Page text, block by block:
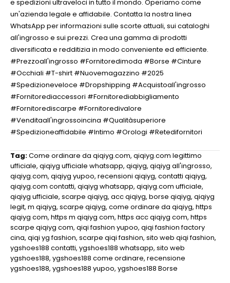
e spedizioni ultraveloci in tutto il mondo. Operiamo come
un'azienda legale e affidabile. Contatta la nostra linea
WhatsApp per informazioni sulle scorte attuali, sui cataloghi
all'ingrosso e sui prezzi. Crea una gamma di prodotti
diversificata e redditizia in modo conveniente ed efficiente.
#Prezzoall'ingrosso #Fornitoredimoda #Borse #Cinture
#Occhiali #T-shirt #Nuovemagazzino #2025
#Spedizioneveloce #Dropshipping #Acquistoall'ingrosso
#Fornitorediaccessori #Fornitorediabbigliamento
#Fornitorediscarpe #Fornitoredivalore
#Venditaall'ingrossoincina #Qualitàsuperiore
#Spedizioneaffidabile #Intimo #Orologi #Retedifornitori
Tag:Come ordinare da qiqiyg.com, qiqiyg.com legittimo
ufficiale, qiqiyg ufficiale whatsapp, qiqiyg, qiqiyg all'ingrosso,
qiqiyg.com, qiqiyg yupoo, recensioni qiqiyg, contatti qiqiyg,
qiqiyg.com contatti, qiqiyg whatsapp, qiqiyg.com ufficiale,
qiqiyg ufficiale, scarpe qiqiyg, acc qiqiyg, borse qiqiyg, qiqiyg
legit, m qiqiyg, scarpe qiqiyg, come ordinare da qiqiyg, https
qiqiyg com, https m qiqiyg com, https acc qiqiyg com, https
scarpe qiqiyg com, qiqi fashion yupoo, qiqi fashion factory
cina, qiqi yg fashion, scarpe qiqi fashion, sito web qiqi fashion,
ygshoes188 contatti, ygshoes188 whatsapp, sito web
ygshoes188, ygshoes188 come ordinare, recensione
ygshoes188, ygshoes188 yupoo, ygshoes188 Borse